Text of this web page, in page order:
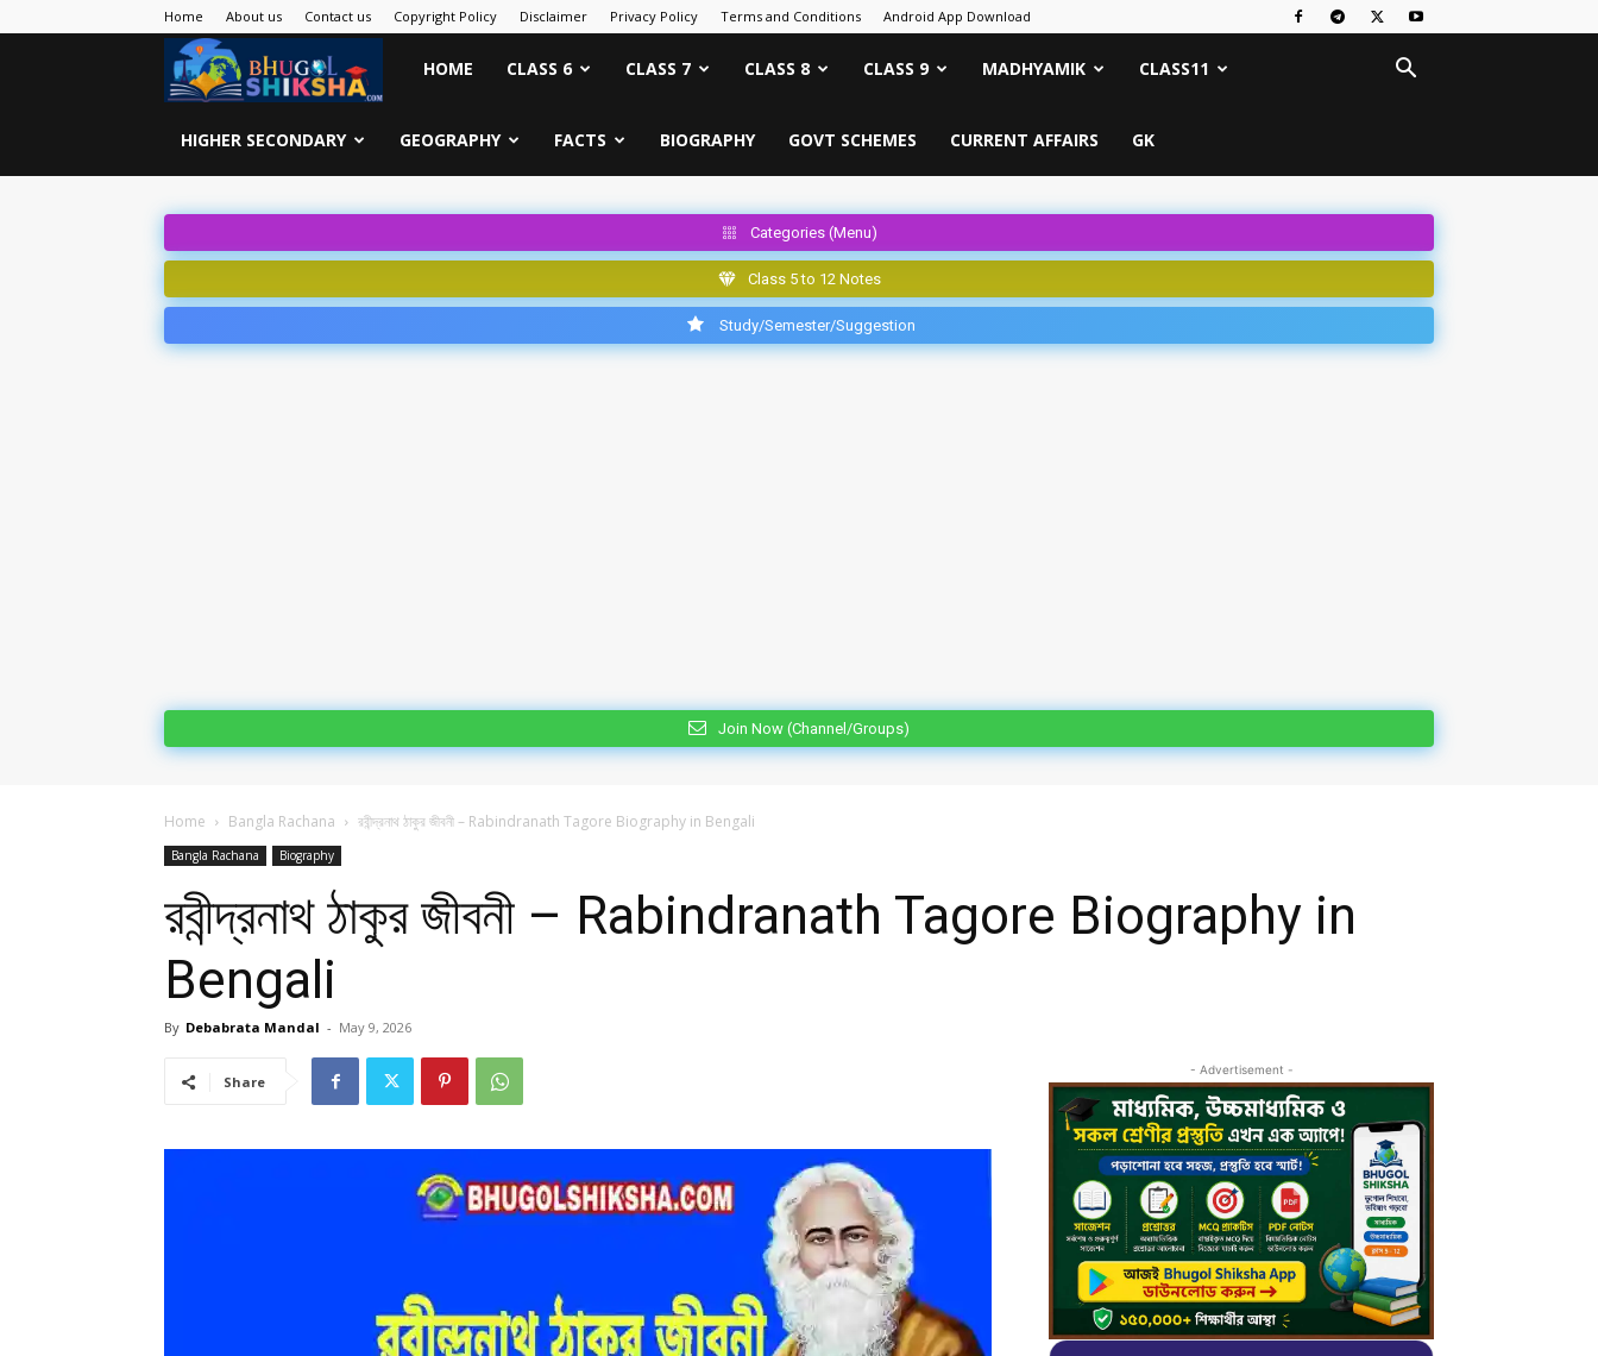
Home About us Contact us Copyright Policy Disclaimer Privacy Policy Terms and Conditions Android App Download
Bhugol
Shiksha
HOME CLASS 6 CLASS 7 CLASS 8 CLASS 9 MADHYAMIK CLASS11
HIGHER SECONDARY GEOGRAPHY FACTS BIOGRAPHY GOVT SCHEMES CURRENT AFFAIRS GK
Categories (Menu)
Class 5 to 12 Notes
Study/Semester/Suggestion
Join Now (Channel/Groups)
Home Bangla Rachana রবীন্দ্রনাথ ঠাকুর জীবনী – Rabindranath Tagore Biography in Bengali
Bangla Rachana Biography
রবীন্দ্রনাথ ঠাকুর জীবনী – Rabindranath Tagore Biography in
Bengali
By Debabrata Mandal - May 9, 2026
Share
- Advertisement -